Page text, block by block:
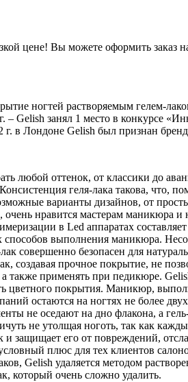
цене! Вы можете оформить заказ
ногтей растворяемым гелем-
Gelish занял 1 место в конкурсе
в Лондоне Gelish был признан
любой оттенок, от классики до
геля-лака такова, что,
варианты дизайнов, от
нравится мастерам маникюра и
в Led аппаратах
способов выполнения маникюра.
совершенно безопасен для
создавая прочное покрытие, не
применять при педикюре.
покрытия. Маникюр,
остаются на ногтях не более
не оседают на дно флакона, а
не утолщая ноготь, так как
и защищает его от повреждений,
плюс для тех клиентов
Gelish удаляется методом
который очень сложно удалить.